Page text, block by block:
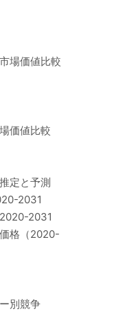
場価値比較
価値比較
定と予測
2031
2031
格（2020-
別競争